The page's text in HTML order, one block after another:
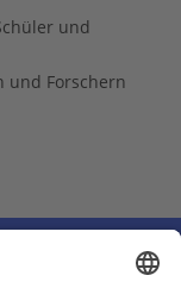
und
und Forschern